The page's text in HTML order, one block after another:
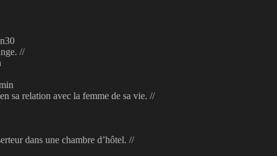
//
sa relation avec la femme de sa vie. //
dans une chambre d’hôtel. //